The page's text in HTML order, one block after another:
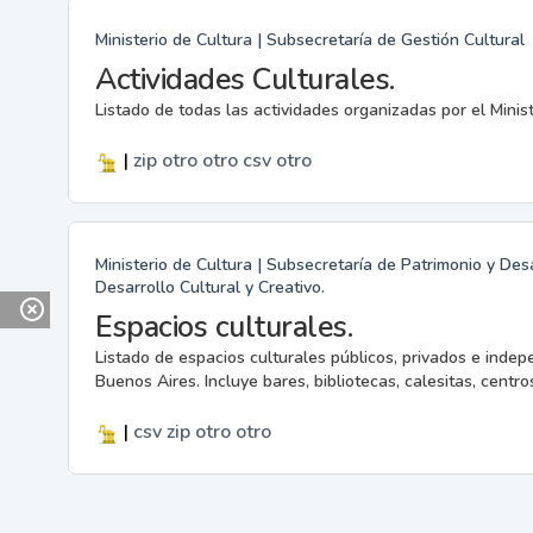
Ministerio de Cultura | Subsecretaría de Gestión Cultural
Actividades Culturales.
Listado de todas las actividades organizadas por el
| zip otro otro csv otro
Ministerio de Cultura | Subsecretaría de Patrimonio y
Desarrollo Cultural y Creativo.
Espacios culturales.
Listado de espacios culturales públicos, privados e
Buenos Aires. Incluye bares, bibliotecas, calesitas,
| csvzip otro otro